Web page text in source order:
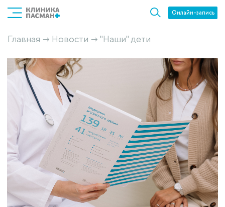
Онлайн-запись
Главная → Новости → "Наши" дети